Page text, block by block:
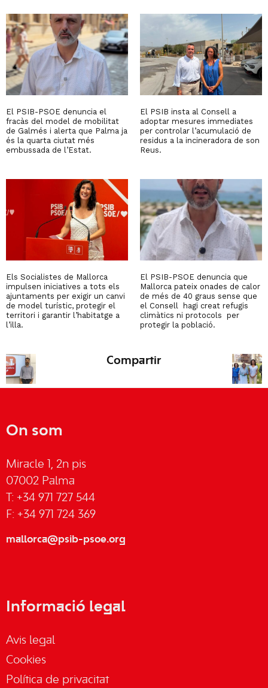
El PSIB-PSOE denuncia el
fracàs del model de mobilitat
de Galmés i alerta que Palma ja
és la quarta ciutat més
embussada de l’Estat.
El PSIB insta al Consell a
adoptar mesures immediates
per controlar l’acumulació de
residus a la incineradora de son
Reus.
Els Socialistes de Mallorca
impulsen iniciatives a tots els
ajuntaments per exigir un canvi
de model turístic, protegir el
territori i garantir l’habitatge a
l’illa.
El PSIB-PSOE denuncia que
Mallorca pateix onades de calor
de més de 40 graus sense que
el Consell hagi creat refugis
climàtics ni protocols per
protegir la població.
Compartir
On som
Miracle 1, 2n pis
07002 Palma
T: +34 971 727 544
F: +34 971 724 369
mallorca@psib-psoe.org
Informació legal
Avis legal
Cookies
Política de privacitat